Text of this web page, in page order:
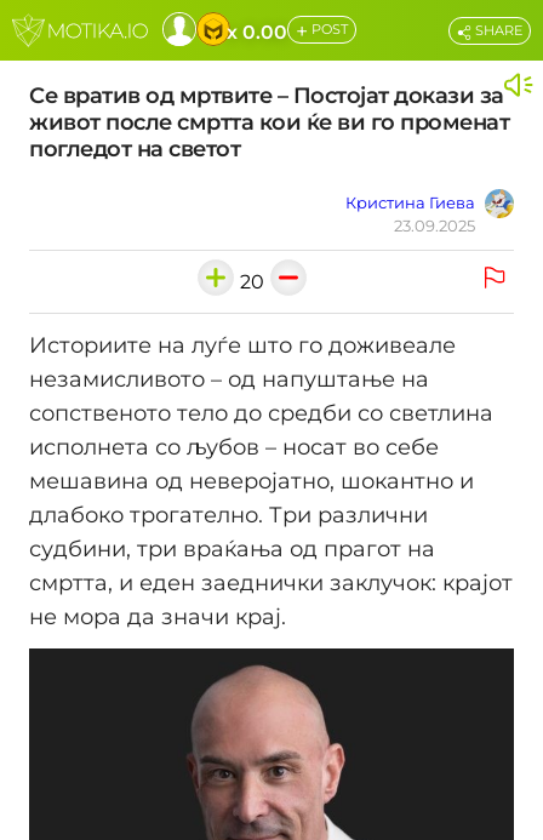
x 0.00 + POST
Се вратив од мртвите – Постојат докази за
живот после смртта кои ќе ви го променат
погледот на светот
Кристина Гиева
23.09.2025
SHARE
20
Историите на луѓе што го доживеале
незамисливото – од напуштање на
сопственото тело до средби со светлина
исполнета со љубов – носат во себе
мешавина од неверојатно, шокантно и
длабоко трогателно. Три различни
судбини, три враќања од прагот на
смртта, и еден заеднички заклучок: крајот
не мора да значи крај.